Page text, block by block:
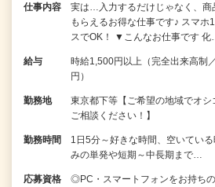
仕事内容
実は…入力するだけじゃなく、商
もらえるお得な仕事です♪ スマホ
スでOK！ ▼こんなお仕事です
給与
時給1,500円以上（完全出来高制
円）
勤務地
東京都下等【ご希望の地域でオ
ご相談ください！】
勤務時間
1日5分～好きな時間、空いてい
みの単発や短期～中長期まで…
応募資格
◎PC・スマートフォンをお持ち